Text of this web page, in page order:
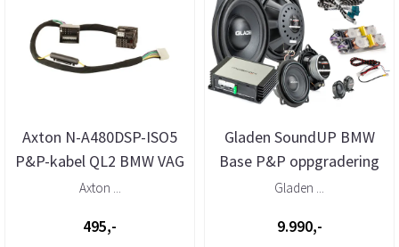
Axton N-A480DSP-ISO5
P&P-kabel QL2 BMW VAG
MB Ford m.fl 1,5m
Axton ...
495,-
Gladen SoundUP BMW
Base P&P oppgradering
Gladen ...
9.990,-